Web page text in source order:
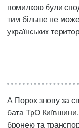
помилкою були
тим більше не може
українських
А Порох знову за
бата ТрО
бронею та